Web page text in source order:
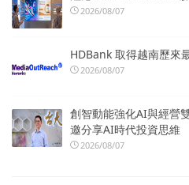
2026/08/07
HDBank 取得越南歷來
2026/08/07
創智動能強化AI與經營
邀分享AI時代投資思維
2026/08/07